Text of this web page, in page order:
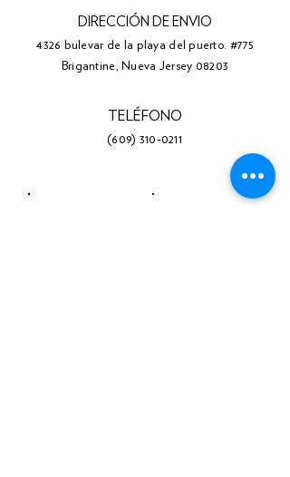
DIRECCIÓN DE ENVIO
4326 bulevar de la playa del puerto. #775
Brigantine, Nueva Jersey 08203
TELÉFONO
(609) 310-0211